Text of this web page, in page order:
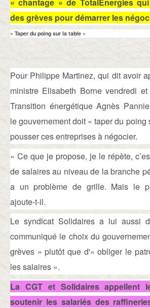
des grèves pour démarrer les
« Taper du poing sur la table »
Pour Philippe Martinez, qui dit avoir
ministre Elisabeth Borne vendredi
Transition énergétique Agnès
le gouvernement doit « taper du poing
pousser ces entreprises à négocier.
« Ce que je propose, je le répète,
de salaires au niveau de la branche
a un problème de grille. Mais le
ajoute-t-il.
Le syndicat Solidaires a lui aussi
communiqué le choix du
grèves » plutôt que d'« obliger le
les salaires ».
La CGTet Solidaires appellent
soutenir les salariés des